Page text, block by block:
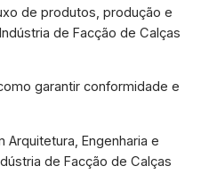
de produtos, produção e
de Facção de Calças
garantir conformidade e
Engenharia e
de Facção de Calças